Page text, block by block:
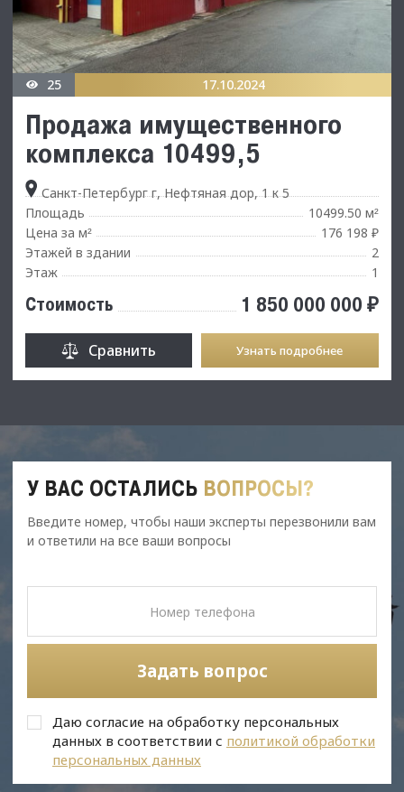
25 17.10.2024
Продажа имущеcтвенного
кoмплeкcа 10499,5
Санкт-Петербург г, Нефтяная дор, 1 к 5
Площадь
10499.50 м²
Цена за м²
176 198 ₽
Этажей в здании
2
Этаж
1
Стоимость 1 850 000 000 ₽
Сравнить Узнать подробнее
У ВАС ОСТАЛИСЬ ВОПРОСЫ?
Введите номер, чтобы наши эксперты перезвонили вам
и ответили на все ваши вопросы
Задать вопрос
Даю согласие на обработку персональных
данных в соответствии с политикой обработки
персональных данных